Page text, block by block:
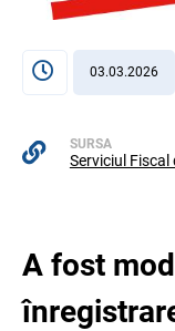
03.03.2026
SURSA
Serviciul Fiscal
A fost